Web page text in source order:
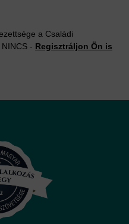
a Családi
- Regisztráljon Ön is